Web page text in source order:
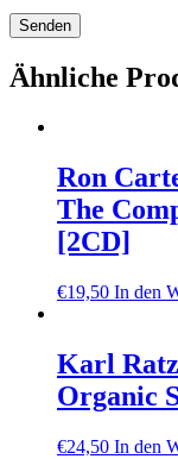
Ähnliche
Ron
The
[2CD]
€19,50 In den
Karl
Organic
€24,50 In den